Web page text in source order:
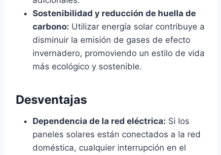
Sostenibilidad y reducción de huella de
carbono: Utilizar energía solar contribuye a
disminuir la emisión de gases de efecto
invernadero, promoviendo un estilo de vida
más ecológico y sostenible.
Desventajas
Dependencia de la red eléctrica: Si los
paneles solares están conectados a la red
doméstica, cualquier interrupción en el